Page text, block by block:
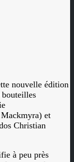
nouvelle édition
et
Christian
à peu près